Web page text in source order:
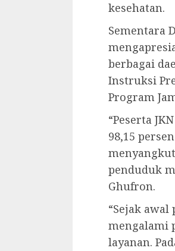
kesehatan.
Sementara
berbagai
Instruksi
Program
“Peserta
98,15
penduduk
Ghufron.
“Sejak awal
mengalami
layanan.